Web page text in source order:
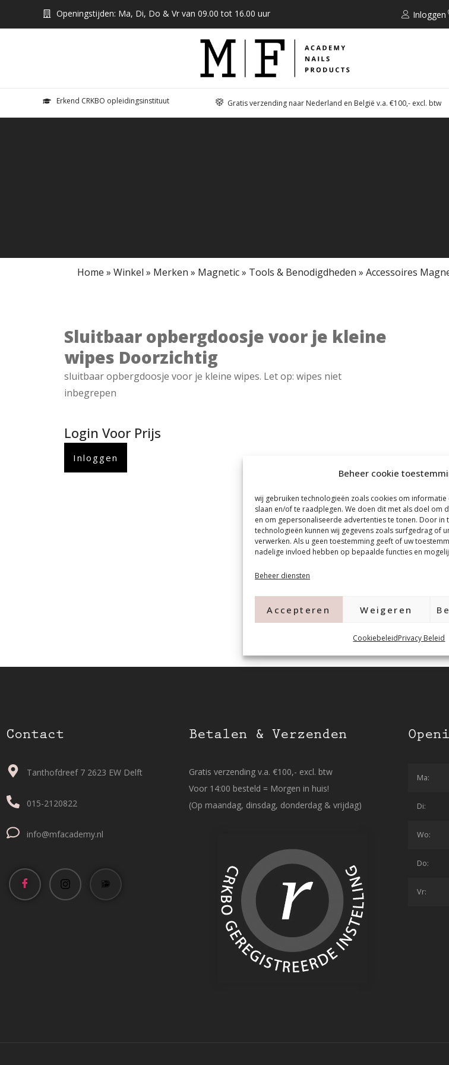
Beheer cookie
wij gebruiken technologieën zoals cookies om
slaan en/of te raadplegen. We doen dit met als doel om
en om gepersonaliseerde advertenties te tonen. Door in
technologieën kunnen wij gegevens zoals surfgedrag of
verwerken. Als u geen toestemming geeft of uw
nadelige invloed hebben op bepaalde functies en
Beheer diensten
Accepteren Weigeren
CookiebeleidPrivacy Beleid
Openingstijden: Ma, Di, Do & Vr van 09.00 tot 16.00 uur Inloggen
Erkend CRKBO opleidingsinstituut Gratis verzending naar Nederland en België v.a. €100,- excl. btw
Home » Winkel » Merken » Magnetic» Tools & Benodigdheden » Accessoires
Sluitbaar opbergdoosje voor je kleine
wipes Doorzichtig
sluitbaar opbergdoosje voor je kleine wipes. Let op: wipes niet
inbegrepen
Login Voor Prijs
Inloggen
Contact
Tanthofdreef 7 2623 EW Delft
015-2120822
info@mfacademy.nl
Betalen & Verzenden
Gratis verzending v.a. €100,- excl. btw
Voor 14:00 besteld = Morgen in huis!
(Op maandag, dinsdag, donderdag & vrijdag)
Ma:
Di:
Wo:
Do:
Vr: